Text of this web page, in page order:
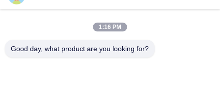
personnalisable pour
1:16 PM
Good day, what product are you looking for?